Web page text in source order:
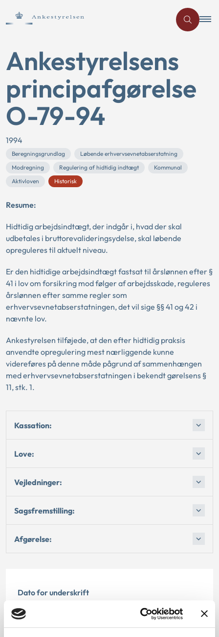
Ankestyrelsens
principafgørelse
O-79-94
1994
Beregningsgrundlag
Løbende erhvervsevnetabserstatning
Modregning
Regulering af hidtidig indtægt
Kommunal
Aktivloven
Historisk
Resume:
Hidtidig arbejdsindtægt, der indgår i, hvad der skal
udbetales i bruttorevalideringsydelse, skal løbende
opreguleres til aktuelt niveau.
Er den hidtidige arbejdsindtægt fastsat til årslønnen efter §
41 i lov om forsikring mod følger af arbejdsskade, reguleres
årslønnen efter samme regler som
erhvervsevnetabserstatningen, det vil sige §§ 41 og 42 i
nævnte lov.
Ankestyrelsen tilføjede, at den efter hidtidig praksis
anvendte opregulering mest nærliggende kunne
videreføres på denne måde pågrund af sammenhængen
med erhvervsevnetabserstatningen i bekendt gørelsens §
11, stk. 1.
Kassation:
Love:
Vejledninger:
Sagsfremstilling:
Afgørelse:
Dato for underskrift
15.08.1994